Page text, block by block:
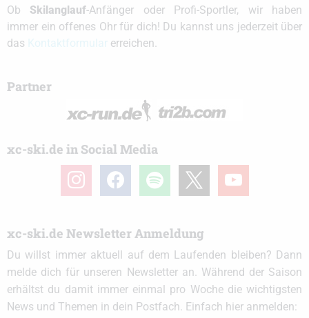
Ob Skilanglauf-Anfänger oder Profi-Sportler, wir haben
immer ein offenes Ohr für dich! Du kannst uns jederzeit über
das
erreichen.
Partner
xc-ski.de in Social Media
instagramfacebook spotify youtube
xc-ski.de Newsletter Anmeldung
Du willst immer aktuell auf dem Laufenden bleiben? Dann
melde dich für unseren Newsletter an. Während der Saison
erhältst du damit immer einmal pro Woche die wichtigsten
News und Themen in dein Postfach. Einfach hier anmelden: